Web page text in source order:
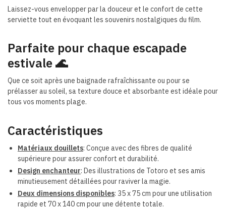
Laissez-vous envelopper par la douceur et le confort de cette
serviette tout en évoquant les souvenirs nostalgiques du film.
Parfaite pour chaque escapade
estivale 🌊
Que ce soit après une baignade rafraîchissante ou pour se
prélasser au soleil, sa texture douce et absorbante est idéale pour
tous vos moments plage.
Caractéristiques
Matériaux douillets: Conçue avec des fibres de qualité
supérieure pour assurer confort et durabilité.
Design enchanteur: Des illustrations de Totoro et ses amis
minutieusement détaillées pour raviver la magie.
Deux dimensions disponibles: 35 x 75 cm pour une utilisation
rapide et 70 x 140 cm pour une détente totale.